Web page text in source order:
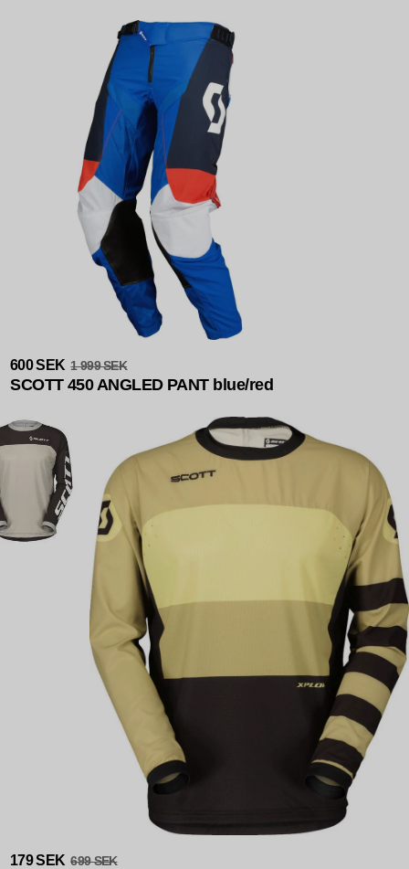
600 SEK 1 999 SEK
SCOTT 450 ANGLED PANT blue/red
179 SEK 699 SEK